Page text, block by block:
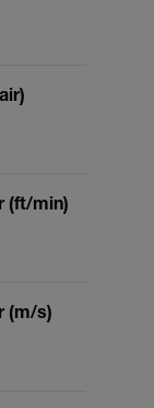
(ft/min)
(m/s)